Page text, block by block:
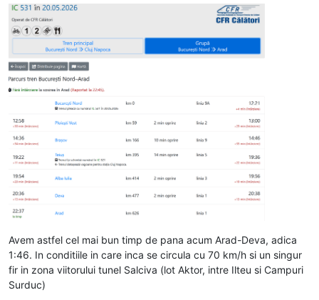
Avem astfel cel mai bun timp de pana acum Arad-Deva, adica
1:46. In conditiile in care inca se circula cu 70 km/h si un singur
fir in zona viitorului tunel Salciva (lot Aktor, intre Ilteu si Campuri
Surduc)